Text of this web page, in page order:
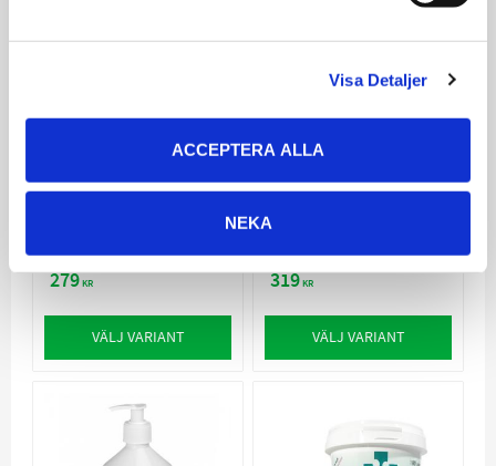
Visa Detaljer
ACCEPTERA ALLA
NEKA
MultiFlex
279KR
VÄLJ VARIANT
Svenska
Grönläppad Mussla
Främjar ledernas
319KR
VÄLJ VARIANT